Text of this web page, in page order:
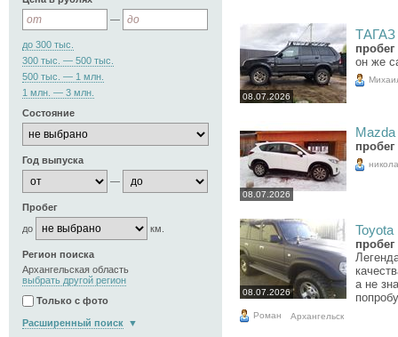
—
до 300 тыс.
300 тыс. — 500 тыс.
500 тыс. — 1 млн.
1 млн. — 3 млн.
Состояние
Год выпуска
—
Пробег
до
км.
Регион поиска
Архангельская область
выбрать другой регион
Только с фото
Расширенный поиск
08.07.2026
ТАГАЗ
он же
08.07.2026
Mazda
08.07.2026
Toyota
а не
Роман Архангельск